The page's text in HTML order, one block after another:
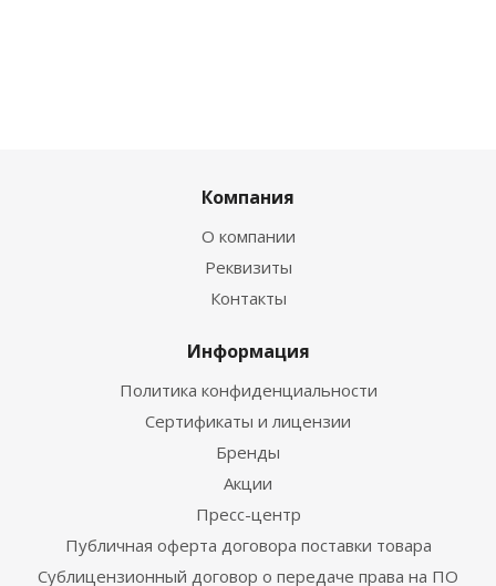
Компания
О компании
Реквизиты
Контакты
Информация
Политика конфиденциальности
Сертификаты и лицензии
Бренды
Акции
Пресс-центр
Публичная оферта договора поставки товара
Сублицензионный договор о передаче права на ПО